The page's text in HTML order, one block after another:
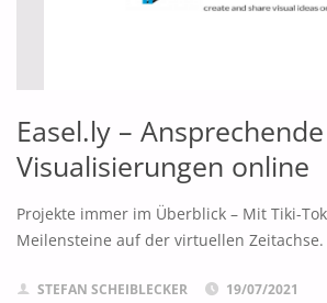
Easel.ly – Ansprechende
Visualisierungen online
Projekte immer im Überblick – Mit Tiki-
Meilensteine auf der virtuellen Zeitachse.
STEFAN SCHEIBLECKER
19/07/2021